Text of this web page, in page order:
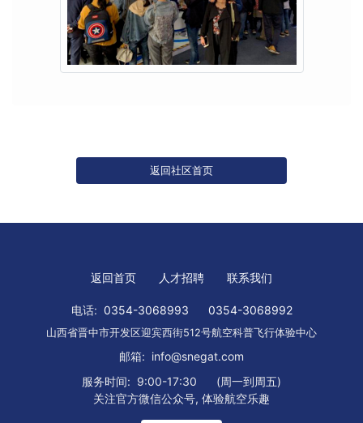
返回社区首页
返回首页 人才招聘 联系我们
电话: 0354-3068993 0354-3068992
山西省晋中市开发区迎宾西街512号航空科普飞行体验中心
邮箱: info@snegat.com
服务时间: 9:00-17:30
(周一到周五)
关注官方微信公众号, 体验航空乐趣